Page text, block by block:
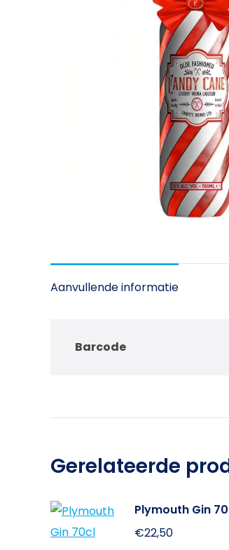
Aanvullende informatie
Barcode
Gerelateerde
Plymouth Gin
€22,50